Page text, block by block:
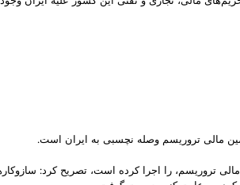
را اجرا کرده است، تصریح کرد: